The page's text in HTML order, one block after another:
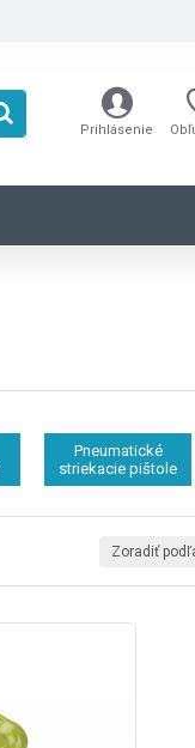
Prihlásenie
Pneumatické
striekacie pištole
Zoradiť